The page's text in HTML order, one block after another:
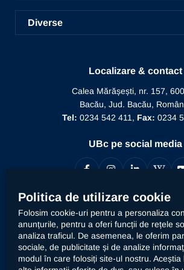
Academic TV
Învățământ la distanță
ICDICTT
Prezentarea Universității
Alegeri
Relații internaționale
Informații de interes public
Diverse
Recunoaștere funcție didactică
Recunoaștere conducător doctorat
Localizare & contact
Calea Mărășești, nr. 157,
Bacău, Jud. Bacău,
Tel: 0234 542 411, Fax: 0234
UBc pe social media
Contact
Universitatea „Vasile Alecsandri” din
datele dumneavoastră cu caracter
Politica de utilizare cookie
Folosim cookie-uri pentru a personaliza
anunțurile, pentru a oferi funcții de rețele
analiza traficul. De asemenea, le oferim
sociale, de publicitate și de analize
modul în care folosiți site-ul nostru. Aceștia